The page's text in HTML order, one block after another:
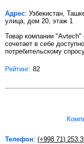
Адрес: Узбекистан,
улица, дом 20, этаж 1
Товар компании "Avtech"
сочетает в себе
потребительскому
Рейтинг: 82
Телефон: (+998 71) 253